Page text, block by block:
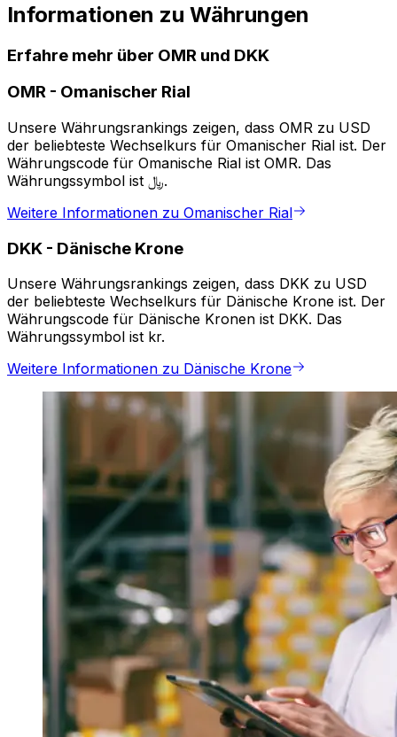
Informationen zu Währungen
Erfahre mehr über OMR und DKK
OMR - Omanischer Rial
Unsere Währungsrankings zeigen, dass OMR zu USD
der beliebteste Wechselkurs für Omanischer Rial ist. Der
Währungscode für Omanische Rial ist OMR. Das
Währungssymbol ist ﷼.
Weitere Informationen zu Omanischer Rial
DKK - Dänische Krone
Unsere Währungsrankings zeigen, dass DKK zu USD
der beliebteste Wechselkurs für Dänische Krone ist. Der
Währungscode für Dänische Kronen ist DKK. Das
Währungssymbol ist kr.
Weitere Informationen zu Dänische Krone